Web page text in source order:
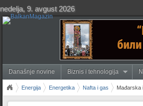
nedelja, 9. avgust 2026
Današnje novine Biznis i tehnologija
Energija Energetika Nafta i gas Mađarska